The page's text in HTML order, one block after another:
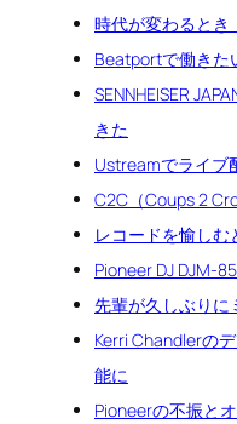
時代が変わるとき
Beatportで働きた
SENNHEISER
きた
Ustreamでライブ
C2C（Coups 2
レコードを愉し
Pioneer DJ DJM-
先輩が久しぶりに
Kerri Chandlerの
能に
Pioneerの不振と